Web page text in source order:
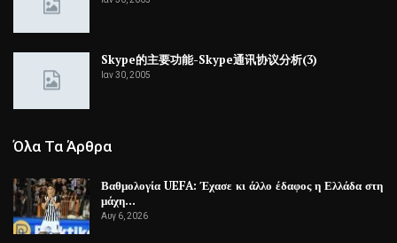
Skype的主要功能-Skype通讯协议分析(3)
Ιαν 30, 2005
Όλα Τα Άρθρα
Βαθμολογία UEFA: Έχασε κι άλλο έδαφος η Ελλάδα στη
μάχη…
Αυγ 6, 2026